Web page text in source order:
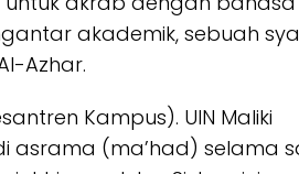
akademik, sebuah
Azhar.
Kampus). UIN Maliki
asrama (ma’had) selama